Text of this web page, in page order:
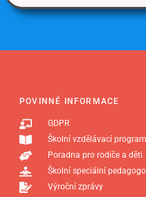
POVINNÉ INFORMACE
GDPR
Školní vzdělávací program
Poradna pro rodiče a děti
Školní speciální
Výroční zprávy